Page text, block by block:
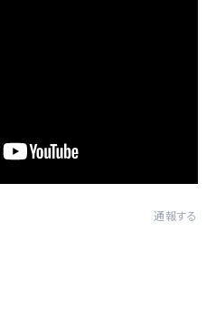
通報する